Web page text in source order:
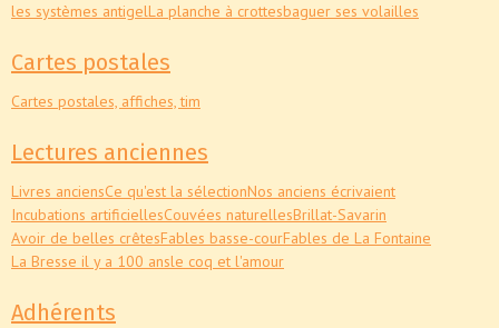
les systèmes antigelLa planche à crottesbaguer ses volailles
Cartes postales
Cartes postales, affiches, tim
Lectures anciennes
Livres anciensCe qu'est la sélectionNos anciens écrivaient
Incubations artificiellesCouvées naturellesBrillat-Savarin
Avoir de belles crêtesFables basse-courFables de La Fontaine
La Bresse il y a 100 ansle coq et l'amour
Adhérents